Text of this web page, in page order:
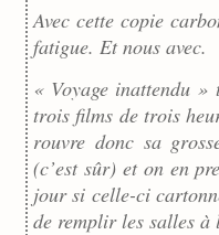
Avec cette copie
fatigue. Et nous avec.
« Voyage inattendu
trois films de trois
rouvre donc sa
(c’est sûr) et on en
jour si celle-ci
de remplir les salles à